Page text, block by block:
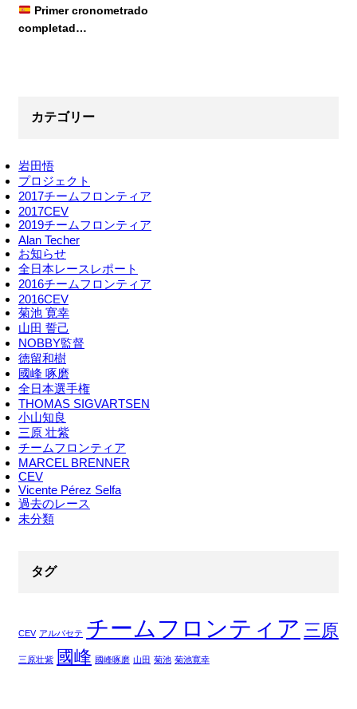
Primer cronometrado
completad…
カテゴリー
岩田悟
プロジェクト
2017チームフロンティア
2017CEV
2019チームフロンティア
Alan Techer
お知らせ
全日本レースレポート
2016チームフロンティア
2016CEV
菊池 寛幸
山田 誓己
NOBBY監督
徳留和樹
國峰 啄磨
全日本選手権
THOMAS SIGVARTSEN
小山知良
三原 壮紫
チームフロンティア
MARCEL BRENNER
CEV
Vicente Pérez Selfa
過去のレース
未分類
タグ
CEV アルバセテ チームフロンティア 三原
三原壮紫 國峰 國峰啄磨 山田 菊池 菊池寛幸